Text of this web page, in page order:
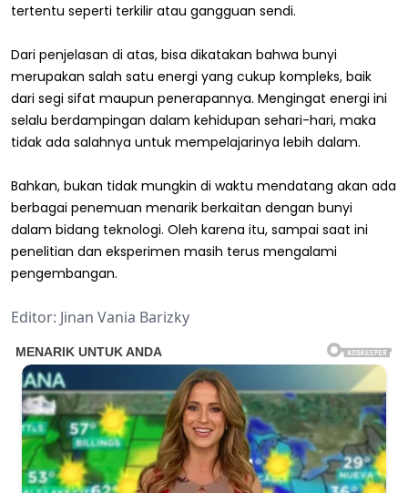
tertentu seperti terkilir atau gangguan sendi.
Dari penjelasan di atas, bisa dikatakan bahwa bunyi
merupakan salah satu energi yang cukup kompleks, baik
dari segi sifat maupun penerapannya. Mengingat energi ini
selalu berdampingan dalam kehidupan sehari-hari, maka
tidak ada salahnya untuk mempelajarinya lebih dalam.
Bahkan, bukan tidak mungkin di waktu mendatang akan ada
berbagai penemuan menarik berkaitan dengan bunyi
dalam bidang teknologi. Oleh karena itu, sampai saat ini
penelitian dan eksperimen masih terus mengalami
pengembangan.
Editor: Jinan Vania Barizky